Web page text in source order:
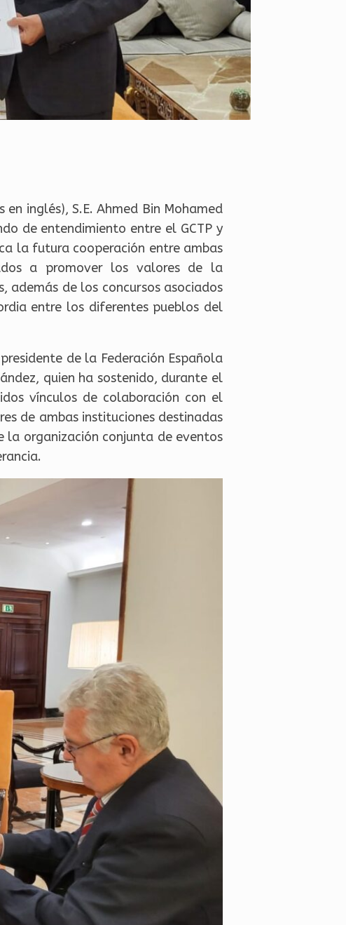
inglés), S.E. Ahmed Bin Mohamed
de entendimiento entre el GCTP y
la futura cooperación entre ambas
a promover los valores de la
de los concursos asociados
entre los diferentes pueblos del
de la Federación Española
quien ha sostenido, durante el
vínculos de colaboración con el
de ambas instituciones destinadas
la organización conjunta de eventos